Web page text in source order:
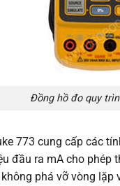
Đồng hồ đo quy
773 cung cấp các
đầu ra mA cho phép
phá vỡ vòng